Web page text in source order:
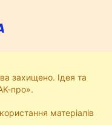
захищено. Ідея та
про».
матеріалів